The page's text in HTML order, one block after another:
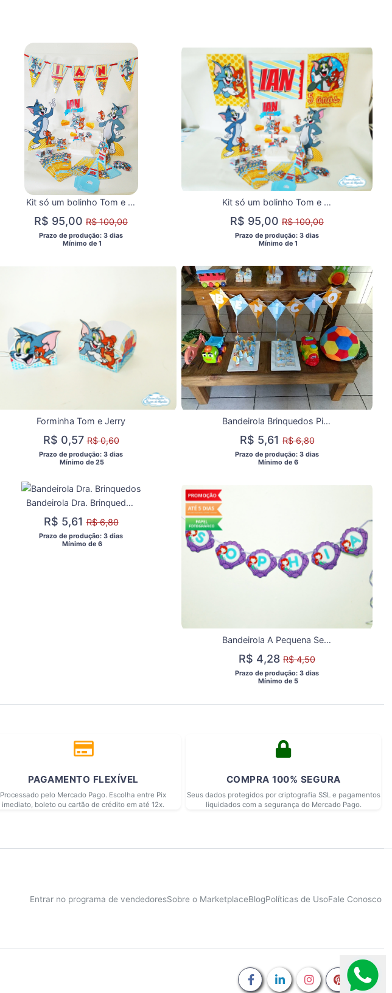
Kit só um bolinho Tom e Jerry - Tamanho G 2
R$ 95,00 R$ 100,00
Prazo de produção: 3 dias
  Mínimo de 1
Kit só um bolinho Tom e Jerry - Tamanho G
R$ 95,00 R$ 100,00
Prazo de produção: 3 dias
  Mínimo de 1
Forminha Tom e Jerry
R$ 0,57R$ 0,60
Prazo de produção: 3 dias
  Mínimo de 25
Bandeirola Brinquedos Pipa
R$ 5,61R$ 6,80
Prazo de produção: 3 dias
  Mínimo de 6
Bandeirola Dra. Brinquedos
R$ 5,61R$ 6,80
Prazo de produção: 3 dias
  Mínimo de 6
Bandeirola A Pequena Sereia baby
R$ 4,28 R$ 4,50
Prazo de produção: 3 dias
  Mínimo de 5
PAGAMENTO FLEXÍVEL
Processado pelo Mercado Pago. Escolha entre Pix
imediato, boleto ou cartão de crédito em até 12x.
COMPRA 100% SEGURA
Seus dados protegidos por criptografia SSL e pagamentos
liquidados com a segurança do Mercado Pago.
Entrar no programa de vendedoresSobre o MarketplaceBlogPolíticas de UsoFale Conosco